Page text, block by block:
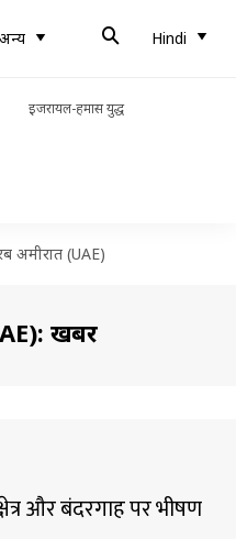
अन्य Hindi
इजरायल-हमास युद्ध
अमीरात (UAE)
खबरें
और बंदरगाह पर भीषण